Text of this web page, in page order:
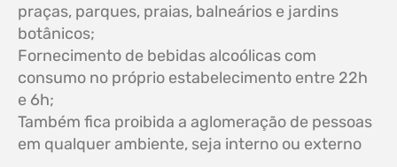
praças, parques, praias, balneários e jardins
botânicos;
Fornecimento de bebidas alcoólicas com
consumo no próprio estabelecimento entre 22h
e 6h;
Também fica proibida a aglomeração de pessoas
em qualquer ambiente, seja interno ou externo